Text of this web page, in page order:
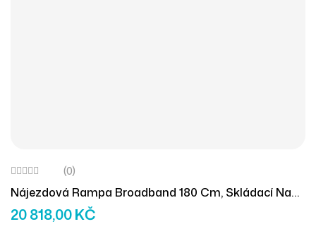
(0)
Nájezdová Rampa Broadband 180 Cm, Skládací Na
Délku A Šířku, Dvoudílná
20 818,00KČ